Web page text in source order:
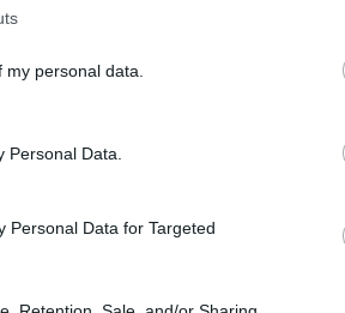
personal data.
Data.
Personal Data for Targeted
μεγαλύτερο «όπλο» απέναντι
κινητοποίηση του ασθενούς